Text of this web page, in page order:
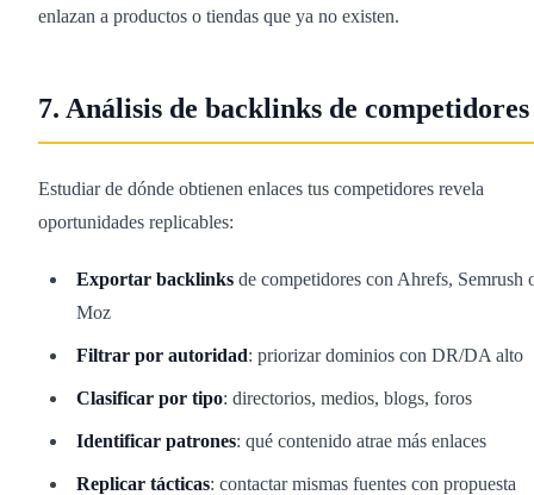
enlazan a productos o tiendas que ya no existen.
7. Análisis de backlinks de competidores
Estudiar de dónde obtienen enlaces tus competidores revela
oportunidades replicables:
Exportar backlinks de competidores con Ahrefs, Semrush
Moz
Filtrar por autoridad: priorizar dominios con DR/DA alto
Clasificar por tipo: directorios, medios, blogs, foros
Identificar patrones: qué contenido atrae más enlaces
Replicar tácticas: contactar mismas fuentes con propuesta